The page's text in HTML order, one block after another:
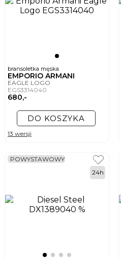
bransoletka męska
EMPORIO ARMANI
EAGLE LOGO
EGS3314040
680,-
DO KOSZYKA
13 wersji
POWYSTAWOWY
24h